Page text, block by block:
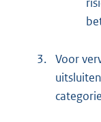
3. Voor